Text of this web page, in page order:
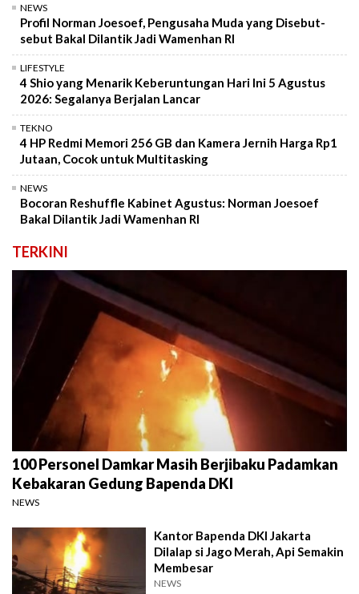
NEWS
Profil Norman Joesoef, Pengusaha Muda yang Disebut-
sebut Bakal Dilantik Jadi Wamenhan RI
LIFESTYLE
4 Shio yang Menarik Keberuntungan Hari Ini 5 Agustus
2026: Segalanya Berjalan Lancar
TEKNO
4 HP Redmi Memori 256 GB dan Kamera Jernih Harga Rp1
Jutaan, Cocok untuk Multitasking
NEWS
Bocoran Reshuffle Kabinet Agustus: Norman Joesoef
Bakal Dilantik Jadi Wamenhan RI
TERKINI
100 Personel Damkar Masih Berjibaku Padamkan
Kebakaran Gedung Bapenda DKI
NEWS
Kantor Bapenda DKI Jakarta
Dilalap si Jago Merah, Api Semakin
Membesar
NEWS